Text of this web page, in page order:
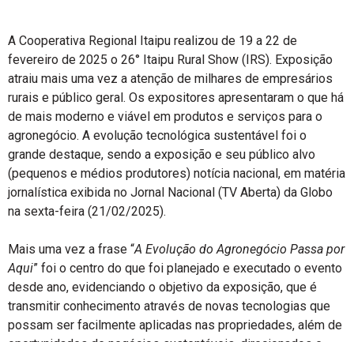
A Cooperativa Regional Itaipu realizou de 19 a 22 de
fevereiro de 2025 o 26° Itaipu Rural Show (IRS). Exposição
atraiu mais uma vez a atenção de milhares de empresários
rurais e público geral. Os expositores apresentaram o que há
de mais moderno e viável em produtos e serviços para o
agronegócio. A evolução tecnológica sustentável foi o
grande destaque, sendo a exposição e seu público alvo
(pequenos e médios produtores) notícia nacional, em matéria
jornalística exibida no Jornal Nacional (TV Aberta) da Globo
na sexta-feira (21/02/2025).
Mais uma vez a frase “A Evolução do Agronegócio Passa por
Aqui” foi o centro do que foi planejado e executado o evento
desde ano, evidenciando o objetivo da exposição, que é
transmitir conhecimento através de novas tecnologias que
possam ser facilmente aplicadas nas propriedades, além de